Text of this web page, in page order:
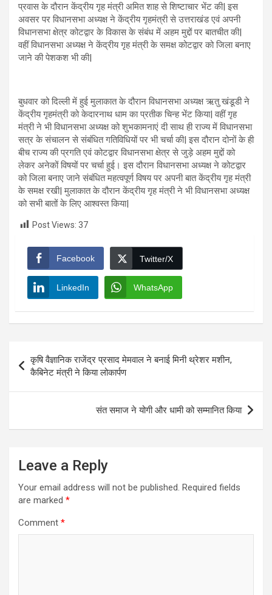
प्रवास के दौरान केंद्रीय गृह मंत्री अमित शाह से शिष्टाचार भेंट की| इस
अवसर पर विधानसभा अध्यक्ष ने केंद्रीय गृहमंत्री से उत्तराखंड एवं अपनी
विधानसभा क्षेत्र कोटद्वार के विकास के संबंध में अहम मुद्दों पर बातचीत की|
वहीं विधानसभा अध्यक्ष ने केंद्रीय गृह मंत्री के समक्ष कोटद्वार को जिला बनाए
जाने की पेशकश भी की|
बुधवार को दिल्ली में हुई मुलाकात के दौरान विधानसभा अध्यक्ष ऋतु खंडूडी ने
केंद्रीय गृहमंत्री को केदारनाथ धाम का प्रतीक चिन्ह भेंट किया| वहीं गृह
मंत्री ने भी विधानसभा अध्यक्ष को शुभकामनाएं दी साथ ही राज्य में विधानसभा
सत्र के संचालन से संबंधित गतिविधियों पर भी चर्चा की| इस दौरान दोनों के ही
बीच राज्य की प्रगति एवं कोटद्वार विधानसभा क्षेत्र से जुड़े अहम मुद्दों को
लेकर अनेकों विषयों पर चर्चा हुई। इस दौरान विधानसभा अध्यक्ष ने कोटद्वार
को जिला बनाए जाने संबंधित महत्वपूर्ण विषय पर अपनी बात केंद्रीय गृह मंत्री
के समक्ष रखी| मुलाकात के दौरान केंद्रीय गृह मंत्री ने भी विधानसभा अध्यक्ष
को सभी बातों के लिए आश्वस्त किया|
Post Views: 37
Facebook Twitter/X
LinkedIn WhatsApp
Post
navigation
कृषि वैज्ञानिक राजेंद्र प्रसाद मेमवाल ने बनाई मिनी थ्रेशर मशीन,
कैबिनेट मंत्री ने किया लोकार्पण
संत समाज ने योगी और धामी को सम्मानित किया
Leave a Reply
Your email address will not be published. Required fields
are marked *
Comment *